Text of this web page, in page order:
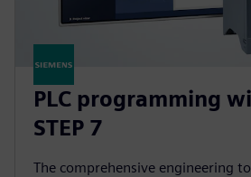
PLC programming
STEP 7
The comprehensive engineering